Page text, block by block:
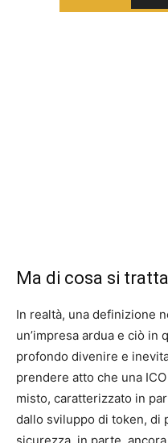
Ma di cosa si
In realtà, una definizione
un’impresa ardua e ciò in
profondo divenire e
prendere atto che una
misto, caratterizzato in
dallo sviluppo di token, di